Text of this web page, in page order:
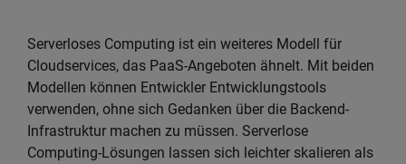
Serverloses Computing ist ein weiteres Modell für
Cloudservices, das PaaS-Angeboten ähnelt. Mit beiden
Modellen können Entwickler Entwicklungstools
verwenden, ohne sich Gedanken über die Backend-
Infrastruktur machen zu müssen. Serverlose
Computing-Lösungen lassen sich leichter skalieren als